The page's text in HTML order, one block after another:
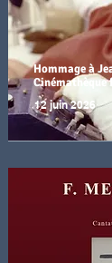
Hommage à
Cinémathèque
12 juin 2026